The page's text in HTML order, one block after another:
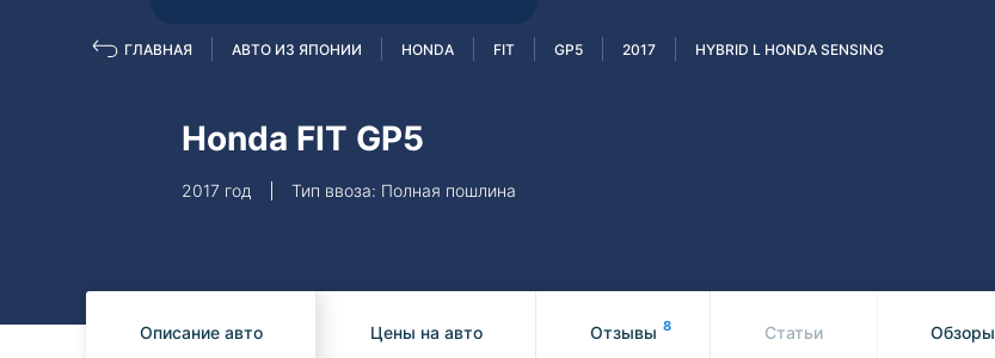
Полная пошлина Распилы и конструкторы
ГЛАВНАЯ АВТО ИЗ ЯПОНИИ HONDA FIT GP5 2017 HYBRID L HONDA SENSING
Honda FIT GP5
2017 год Тип ввоза: Полная пошлина
Описание авто Цены на авто Отзывы 8 Статьи Обзоры